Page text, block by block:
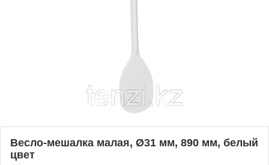
Весло-мешалка малая, Ø31 мм, 890 мм, белый
цвет